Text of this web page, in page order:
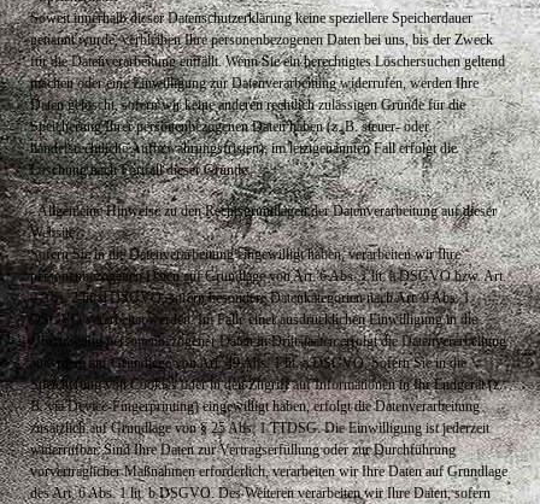
Soweit innerhalb dieser Datenschutzerklärung keine speziellere Speicherdauer
genannt wurde, verbleiben Ihre personenbezogenen Daten bei uns, bis der Zweck
für die Datenverarbeitung entfällt. Wenn Sie ein berechtigtes Löschersuchen geltend
machen oder eine Einwilligung zur Datenverarbeitung widerrufen, werden Ihre
Daten gelöscht, sofern wir keine anderen rechtlich zulässigen Gründe für die
Speicherung Ihrer personenbezogenen Daten haben (z. B. steuer- oder
handelsrechtliche Aufbewahrungsfristen); im letztgenannten Fall erfolgt die
Löschung nach Fortfall dieser Gründe.
- Allgemeine Hinweise zu den Rechtsgrundlagen der Datenverarbeitung auf dieser
Website
Sofern Sie in die Datenverarbeitung eingewilligt haben, verarbeiten wir Ihre
personenbezogenen Daten auf Grundlage von Art. 6 Abs. 1 lit. a DSGVO bzw. Art.
9 Abs. 2 lit. a DSGVO, sofern besondere Datenkategorien nach Art. 9 Abs. 1
DSGVO verarbeitet werden. Im Falle einer ausdrücklichen Einwilligung in die
Übertragung personenbezogener Daten in Drittstaaten erfolgt die Datenverarbeitung
außerdem auf Grundlage von Art. 49 Abs. 1 lit. a DSGVO. Sofern Sie in die
Speicherung von Cookies oder in den Zugriff auf Informationen in Ihr Endgerät (z.
B. via Device-Fingerprinting) eingewilligt haben, erfolgt die Datenverarbeitung
zusätzlich auf Grundlage von § 25 Abs. 1 TTDSG. Die Einwilligung ist jederzeit
widerrufbar. Sind Ihre Daten zur Vertragserfüllung oder zur Durchführung
vorvertraglicher Maßnahmen erforderlich, verarbeiten wir Ihre Daten auf Grundlage
des Art. 6 Abs. 1 lit. b DSGVO. Des Weiteren verarbeiten wir Ihre Daten, sofern